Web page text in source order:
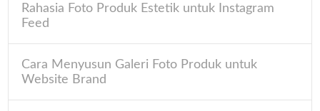
Rahasia Foto Produk Estetik untuk Instagram
Feed
Cara Menyusun Galeri Foto Produk untuk
Website Brand